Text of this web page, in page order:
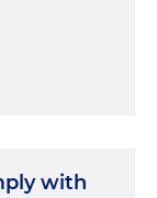
with